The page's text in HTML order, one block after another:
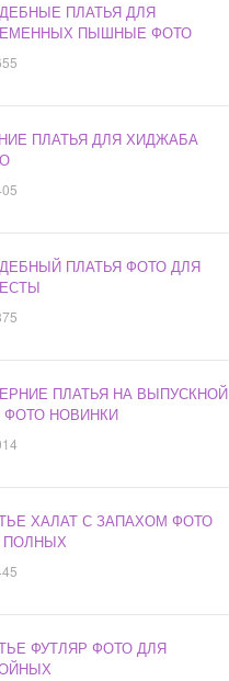
ПЛАТЬЯ ДЛЯ
ПЫШНЫЕ ФОТО
ПЛАТЬЯ ДЛЯ ХИДЖАБА
ПЛАТЬЯ ФОТО ДЛЯ
ПЛАТЬЯ НА ВЫПУСКНОЙ
ФОТО НОВИНКИ
ХАЛАТ С ЗАПАХОМ ФОТО
ПОЛНЫХ
ФУТЛЯР ФОТО ДЛЯ